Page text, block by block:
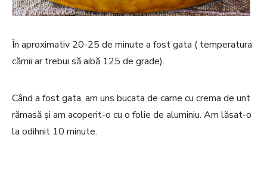
În aproximativ 20-25 de minute a fost gata ( temperatura
cărnii ar trebui să aibă 125 de grade).
Când a fost gata, am uns bucata de carne cu crema de unt
rămasă și am acoperit-o cu o folie de aluminiu. Am lăsat-o
la odihnit 10 minute.